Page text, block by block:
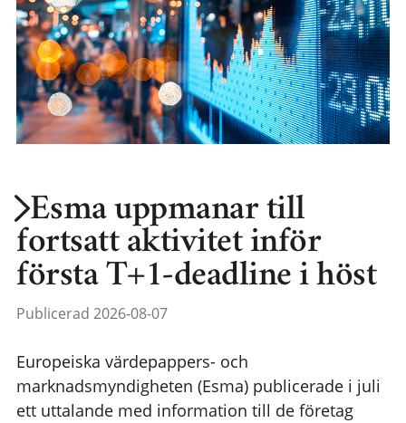
Esma uppmanar till
fortsatt aktivitet inför
första T+1-deadline i höst
Publicerad 2026-08-07
Europeiska värdepappers- och
marknadsmyndigheten (Esma) publicerade i juli
ett uttalande med information till de företag